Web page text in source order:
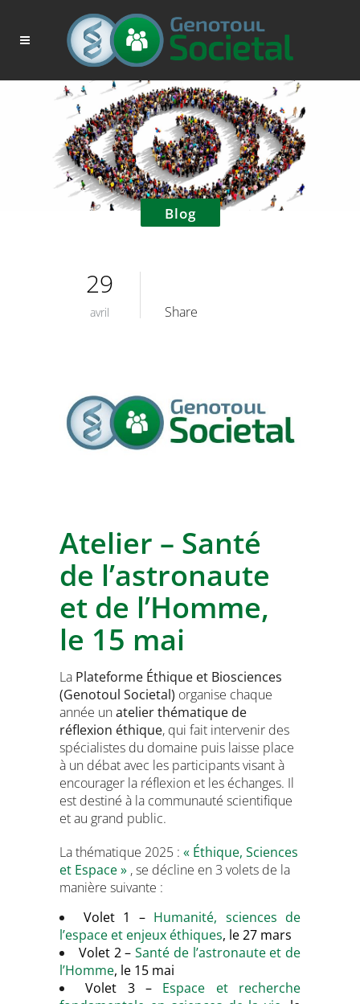
Blog
29
avril Share
Atelier – Santé
de l’astronaute
et de l’Homme,
le 15 mai
La Plateforme Éthique et Biosciences
(Genotoul Societal) organise chaque
année unatelier thématique de
réflexion éthique, qui fait intervenir des
spécialistes du domaine puis laisse place
à un débat avec les participants visant à
encourager la réflexion et les échanges. Il
est destiné à la communauté scientifique
et au grand public.
La thématique 2025 : « Éthique, Sciences
et Espace » , se décline en 3 volets de la
manière suivante :
Volet 1 – Humanité, sciences de
l’espace et enjeux éthiques, le 27 mars
Volet 2 – Santé de l’astronaute et de
l’Homme, le 15 mai
Volet 3 – Espace et recherche